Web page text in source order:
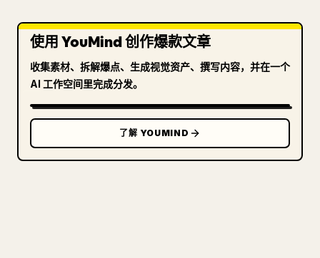
使用 YouMind 创作爆款文章
收集素材、拆解爆点、生成视觉资产、撰写内容，并在一个
AI 工作空间里完成分发。
了解 YOUMIND